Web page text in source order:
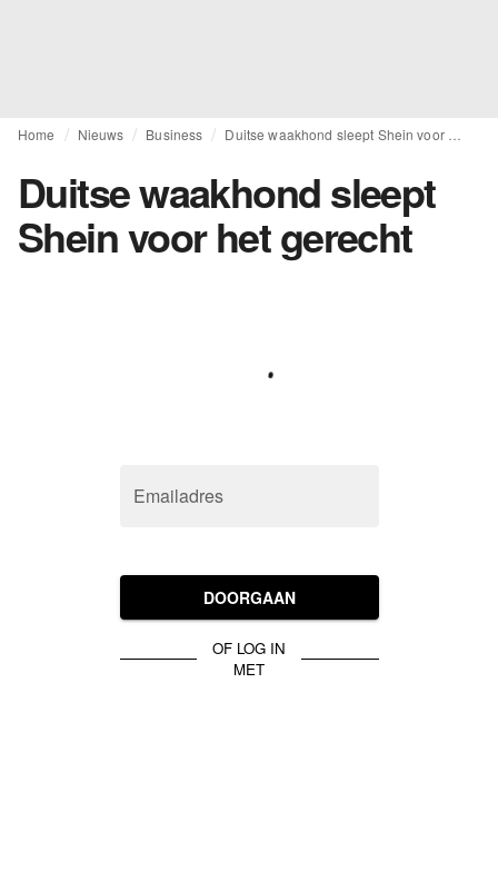
Home Nieuws Business
Duitse waakhond sleept
Shein voor het gerecht
Emailadres
DOORGAAN
OF LOG IN
MET